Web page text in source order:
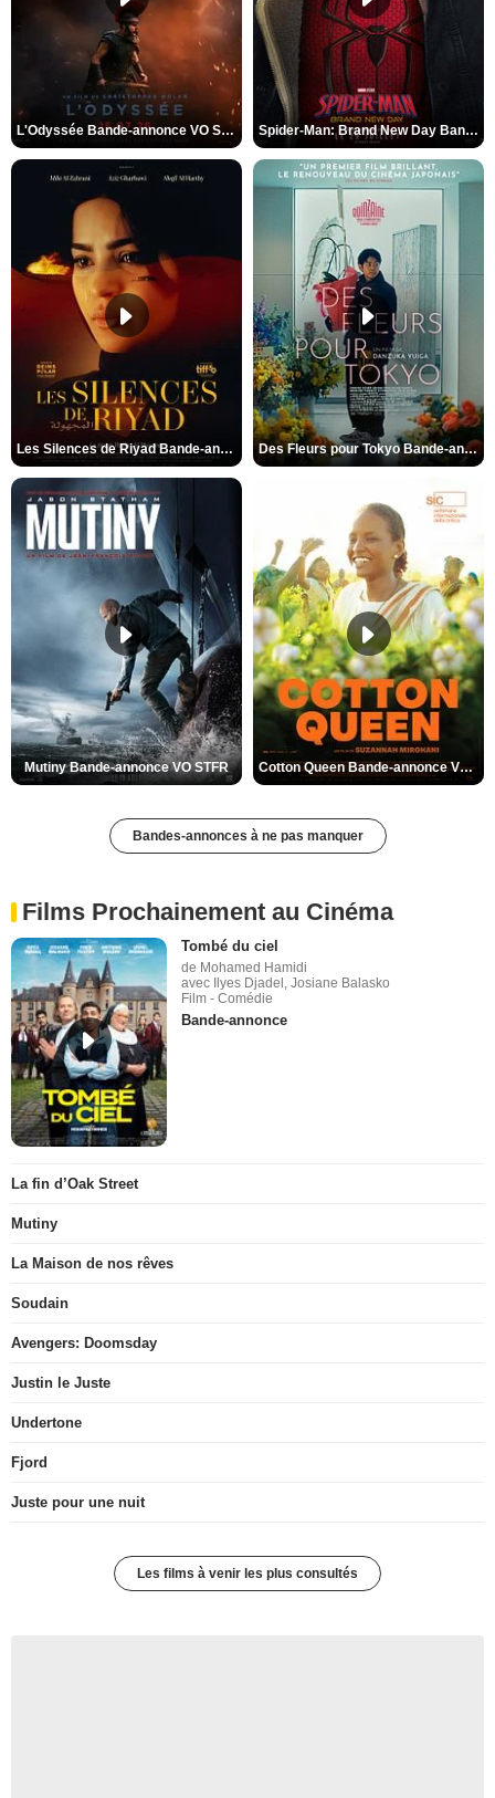
L'Odyssée Bande-annonce VO STFR Spider-Man: Brand New Day Bande-annonce VO STFR
Les Silences de Riyad Bande-annonce VO STFR Des Fleurs pour Tokyo Bande-annonce VO STFR
Mutiny Bande-annonce VO STFR Cotton Queen Bande-annonce VO STFR
Bandes-annonces à ne pas manquer
Films Prochainement au Cinéma
Tombé du ciel
de Mohamed Hamidi
avec Ilyes Djadel, Josiane Balasko
Film - Comédie
Bande-annonce
La fin d’Oak Street
Mutiny
La Maison de nos rêves
Soudain
Avengers: Doomsday
Justin le Juste
Undertone
Fjord
Juste pour une nuit
Les films à venir les plus consultés